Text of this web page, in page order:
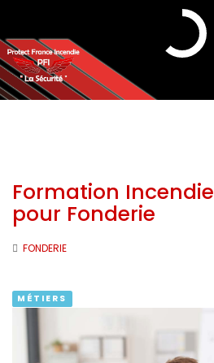
Formation
pour Fonderie
FONDERIE
MÉTIERS